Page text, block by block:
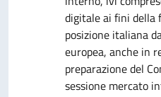
digitale ai fini della
posizione italiana
europea, anche in
preparazione del
sessione mercato